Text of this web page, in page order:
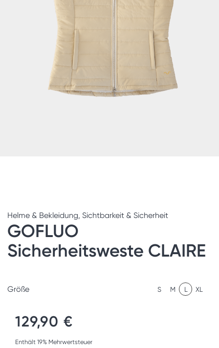
Helme & Bekleidung, Sichtbarkeit & Sicherheit
GOFLUO
Sicherheitsweste CLAIRE
Größe S M L XL
129,90€
Enthält 19% Mehrwertsteuer